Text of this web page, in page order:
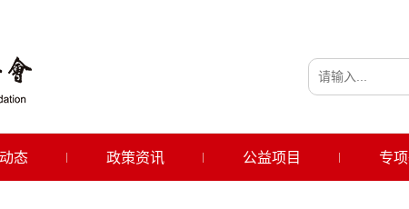
态 政策资讯 公益项目 专